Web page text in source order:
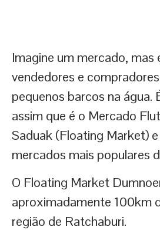
Imagine um mercado, mas
vendedores e
pequenos barcos na água.
assim que é o Mercado
Saduak (Floating Market)
mercados mais populares
O Floating Market
aproximadamente 100km
região de Ratchaburi.